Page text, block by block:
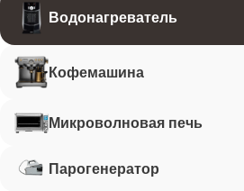
Водонагреватель
Кофемашина
Микроволновая печь
Парогенератор